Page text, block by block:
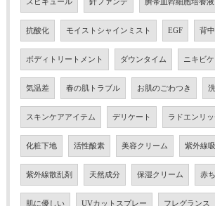
抗酸化 モイストシャインミスト EGF 背
ボディトリートメント ダウンタイム ニキビ
気温差 春の肌トラブル お肌のごわつき
スキンケアアイテム デリケート ラドエンリ
化粧下地 活性酸素 美容クリーム 紫外線
紫外線散乱剤 天然成分 保湿クリーム 赤
肌に優しい UVカットスプレー フレグランス